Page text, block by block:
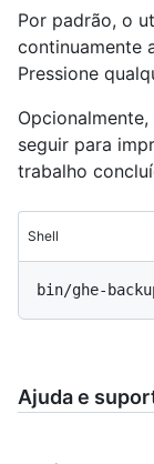
Por padrão, o
continuamente
Pressione
seguir para
trabalho
Shell
Ajuda e